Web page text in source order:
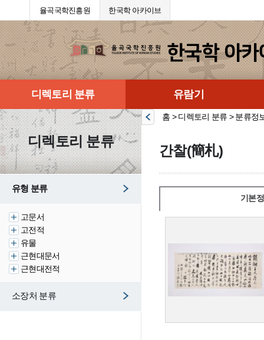
율곡국학진흥원 한국학 아카이브
디렉토리 분류 유람기
디렉토리 분류
유형 분류
고문서
고전적
유물
근현대문서
근현대전적
소장처 분류
홈 > 디렉토리 분류 > 분류정
간찰(簡札)
기본